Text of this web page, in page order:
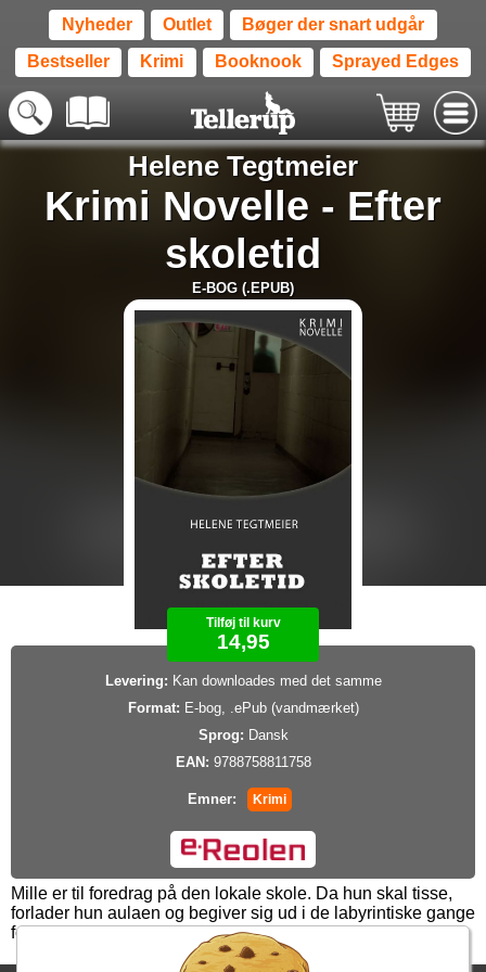
Nyheder Outlet Bøger der snart udgår
Bestseller Krimi Booknook Sprayed Edges
Helene Tegtmeier
Krimi Novelle - Efter
skoletid
E-BOG (.EPUB)
Tilføj til kurv
14,95
Levering: Kan downloades med det samme
Format: E-bog, .ePub (vandmærket)
Sprog: Dansk
EAN: 9788758811758
Emner: Krimi
Mille er til foredrag på den lokale skole. Da hun skal tisse,
forlader hun aulaen og begiver sig ud i de labyrintiske gange
for at finde et toilet. Men er hun alene?